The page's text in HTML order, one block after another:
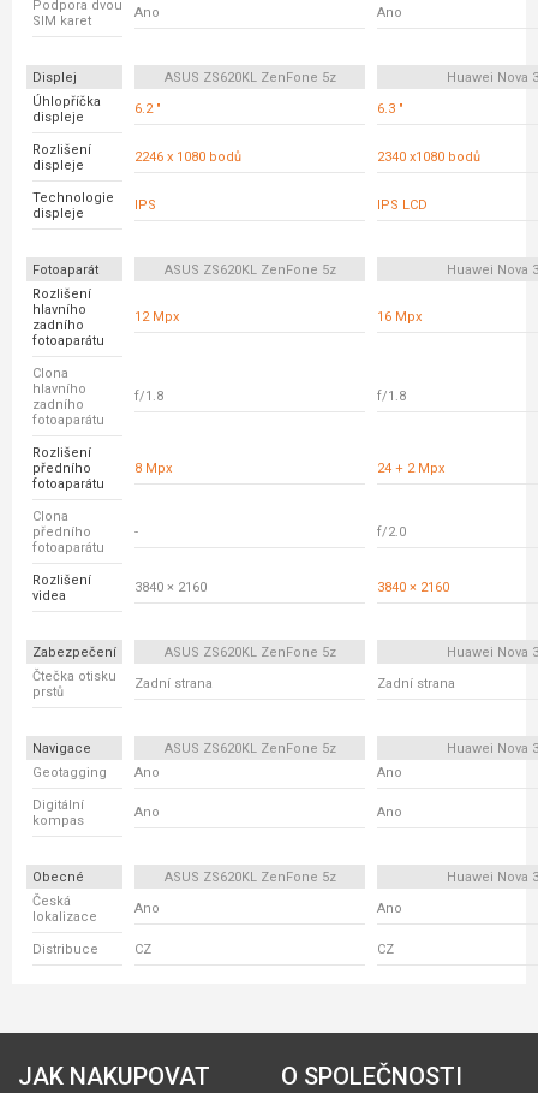
Podpora dvou
SIM karet
Ano Ano
Displej ASUS ZS620KL ZenFone 5z
Huawei Nova 3
Úhlopříčka
displeje
6.2 " 6.3 "
Rozlišení
displeje
2246 x 1080 bodů 2340 x1080 bodů
Technologie
displeje
IPS IPS LCD
Fotoaparát ASUS ZS620KL ZenFone 5z
Huawei Nova 3
Rozlišení
hlavního
zadního
fotoaparátu
12 Mpx 16 Mpx
Clona
hlavního
zadního
fotoaparátu
f/1.8 f/1.8
Rozlišení
předního
fotoaparátu
8 Mpx 24 + 2 Mpx
Clona
předního
fotoaparátu
- f/2.0
Rozlišení
videa
3840 × 2160 3840 × 2160
Zabezpečení ASUS ZS620KL ZenFone 5z
Huawei Nova 3
Čtečka otisku
prstů
Zadní strana Zadní strana
Navigace ASUS ZS620KL ZenFone 5z
Huawei Nova 3
Geotagging
Ano Ano
Digitální
kompas
Ano Ano
Obecné ASUS ZS620KL ZenFone 5z
Huawei Nova 3
Česká
lokalizace
Ano Ano
Distribuce CZ CZ
JAK NAKUPOVAT O SPOLEČNOSTI